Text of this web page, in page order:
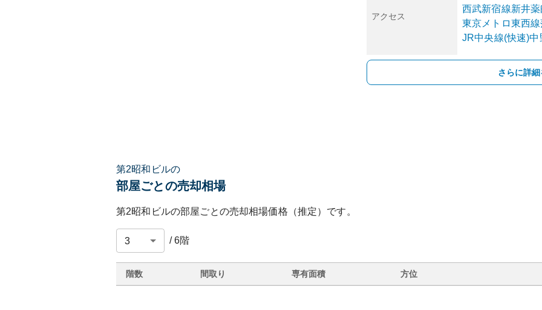
アクセス
西武新宿線新井
東京メトロ東西線
JR中央線(快速)中
さらに詳
第2昭和ビルの
部屋ごとの売却相場
第2昭和ビルの部屋ごとの売却相場価格（推定）です。
/6階
階数 間取り 専有面積 方位